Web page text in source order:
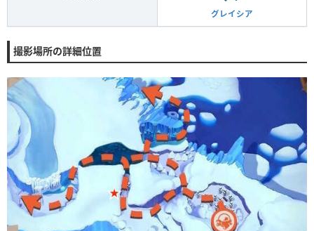
グレイシア
撮影場所の詳細位置